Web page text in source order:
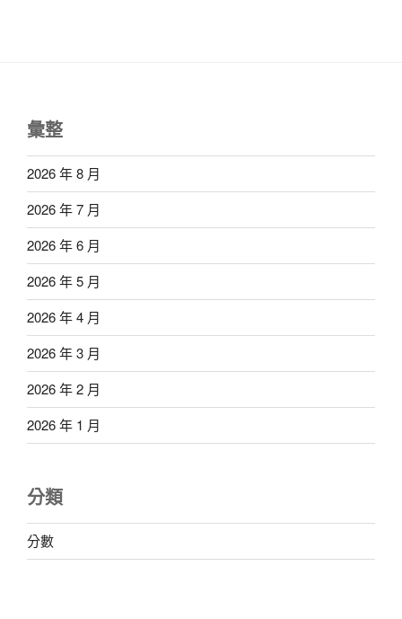
彙整
2026 年 8 月
2026 年 7 月
2026 年 6 月
2026 年 5 月
2026 年 4 月
2026 年 3 月
2026 年 2 月
2026 年 1 月
分類
分數